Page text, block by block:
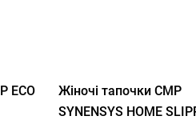
ECO
Жіночі тапочки CMP
SYNENSYS HOME